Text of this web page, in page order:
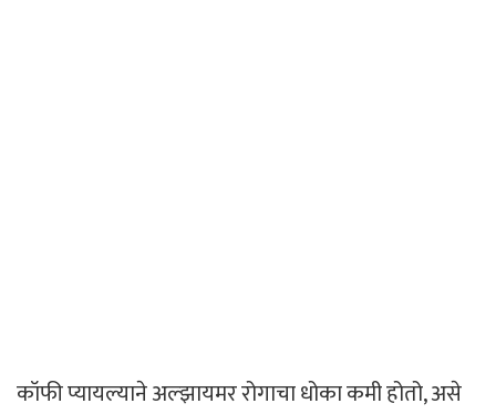
कॉफी प्यायल्याने अल्झायमर रोगाचा धोका कमी होतो, असे